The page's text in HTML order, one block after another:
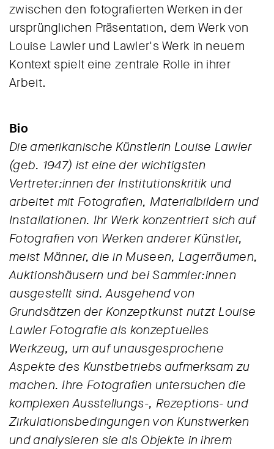
zwischen den fotografierten Werken in der
ursprünglichen Präsentation, dem Werk von
Louise Lawler und Lawler's Werk in neuem
Kontext spielt eine zentrale Rolle in ihrer
Arbeit.
Bio
Die amerikanische Künstlerin Louise Lawler
(geb. 1947) ist eine der wichtigsten
Vertreter:innen der Institutionskritik und
arbeitet mit Fotografien, Materialbildern und
Installationen. Ihr Werk konzentriert sich auf
Fotografien von Werken anderer Künstler,
meist Männer, die in Museen, Lagerräumen,
Auktionshäusern und bei Sammler:innen
ausgestellt sind. Ausgehend von
Grundsätzen der Konzeptkunst nutzt Louise
Lawler Fotografie als konzeptuelles
Werkzeug, um auf unausgesprochene
Aspekte des Kunstbetriebs aufmerksam zu
machen. Ihre Fotografien untersuchen die
komplexen Ausstellungs-, Rezeptions- und
Zirkulationsbedingungen von Kunstwerken
und analysieren sie als Objekte in ihrem